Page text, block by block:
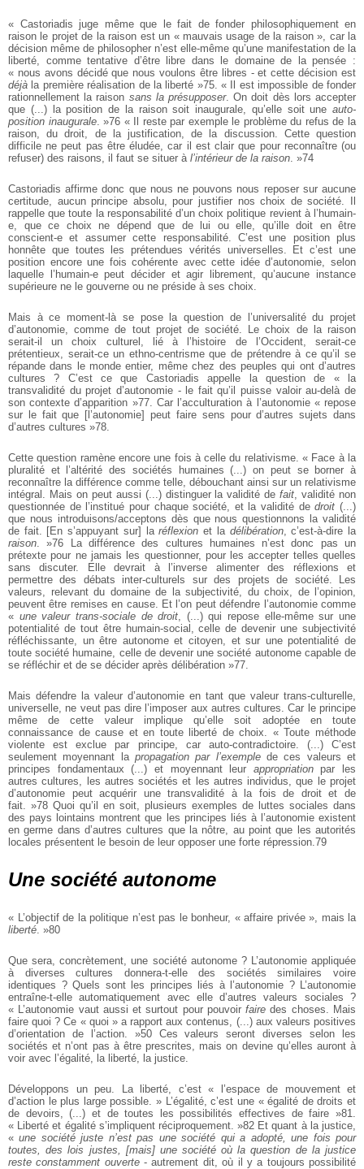
« Castoriadis juge même que le fait de fonder philosophiquement en
raison le projet de la raison est un « mauvais usage de la raison », car la
décision même de philosopher n’est elle-même qu’une manifestation de la
liberté, comme tentative d’être libre dans le domaine de la pensée :
« nous avons décidé que nous voulons être libres - et cette décision est
déjà la première réalisation de la liberté »75. « Il est impossible de fonder
rationnellement la raison sans la présupposer. On doit dès lors accepter
que (...) la position de la raison soit inaugurale, qu’elle soit une auto-
position inaugurale. »76 « Il reste par exemple le problème du refus de la
raison, du droit, de la justification, de la discussion. Cette question
difficile ne peut pas être éludée, car il est clair que pour reconnaître (ou
refuser) des raisons, il faut se situer à l’intérieur de la raison . »74
Castoriadis affirme donc que nous ne pouvons nous reposer sur aucune
certitude, aucun principe absolu, pour justifier nos choix de société. Il
rappelle que toute la responsabilité d’un choix politique revient à l’humain-
e, que ce choix ne dépend que de lui ou elle, qu’ille doit en être
conscient-e et assumer cette responsabilité. C’est une position plus
honnête que toutes les prétendues vérités universelles. Et c’est une
position encore une fois cohérente avec cette idée d’autonomie, selon
laquelle l’humain-e peut décider et agir librement, qu’aucune instance
supérieure ne le gouverne ou ne préside à ses choix.
Mais à ce moment-là se pose la question de l’universalité du projet
d’autonomie, comme de tout projet de société. Le choix de la raison
serait-il un choix culturel, lié à l’histoire de l’Occident, serait-ce
prétentieux, serait-ce un ethno-centrisme que de prétendre à ce qu’il se
répande dans le monde entier, même chez des peuples qui ont d’autres
cultures ? C’est ce que Castoriadis appelle la question de « la
transvalidité du projet d’autonomie - le fait qu’il puisse valoir au-delà de
son contexte d’apparition »77. Car l’acculturation à l’autonomie « repose
sur le fait que [l’autonomie] peut faire sens pour d’autres sujets dans
d’autres cultures »78.
Cette question ramène encore une fois à celle du relativisme. « Face à la
pluralité et l’altérité des sociétés humaines (...) on peut se borner à
reconnaître la différence comme telle, débouchant ainsi sur un relativisme
intégral. Mais on peut aussi (...) distinguer la validité defait , validité non
questionnée de l’institué pour chaque société, et la validité dedroit (...)
que nous introduisons/acceptons dès que nous questionnons la validité
de fait. [En s’appuyant sur] laréflexion et la délibération, c’est-à-dire la
raison . »76 La différence des cultures humaines n’est donc pas un
prétexte pour ne jamais les questionner, pour les accepter telles quelles
sans discuter. Elle devrait à l’inverse alimenter des réflexions et
permettre des débats inter-culturels sur des projets de société. Les
valeurs, relevant du domaine de la subjectivité, du choix, de l’opinion,
peuvent être remises en cause. Et l’on peut défendre l’autonomie comme
« une valeur trans-sociale de droit , (...) qui repose elle-même sur une
potentialité de tout être humain-social, celle de devenir une subjectivité
réfléchissante, un être autonome et citoyen, et sur une potentialité de
toute société humaine, celle de devenir une société autonome capable de
se réfléchir et de se décider après délibération »77.
Mais défendre la valeur d’autonomie en tant que valeur trans-culturelle,
universelle, ne veut pas dire l’imposer aux autres cultures. Car le principe
même de cette valeur implique qu’elle soit adoptée en toute
connaissance de cause et en toute liberté de choix. « Toute méthode
violente est exclue par principe, car auto-contradictoire. (...) C’est
seulement moyennant la propagation par l’exemplede ces valeurs et
principes fondamentaux (...) et moyennant leur appropriationpar les
autres cultures, les autres sociétés et les autres individus, que le projet
d’autonomie peut acquérir une transvalidité à la fois de droit et de
fait. »78 Quoi qu’il en soit, plusieurs exemples de luttes sociales dans
des pays lointains montrent que les principes liés à l’autonomie existent
en germe dans d’autres cultures que la nôtre, au point que les autorités
locales présentent le besoin de leur opposer une forte répression.79
Une société autonome
« L’objectif de la politique n’est pas le bonheur, « affaire privée », mais la
liberté . »80
Que sera, concrètement, une société autonome ? L’autonomie appliquée
à diverses cultures donnera-t-elle des sociétés similaires voire
identiques ? Quels sont les principes liés à l’autonomie ? L’autonomie
entraîne-t-elle automatiquement avec elle d’autres valeurs sociales ?
« L’autonomie vaut aussi et surtout pour pouvoirfaire des choses. Mais
faire quoi ? Ce « quoi » a rapport aux contenus, (...) aux valeurs positives
d’orientation de l’action. »50 Ces valeurs seront diverses selon les
sociétés et n’ont pas à être prescrites, mais on devine qu’elles auront à
voir avec l’égalité, la liberté, la justice.
Développons un peu. La liberté, c’est « l’espace de mouvement et
d’action le plus large possible. » L’égalité, c’est une « égalité de droits et
de devoirs, (...) et de toutes les possibilités effectives de faire »81.
« Liberté et égalité s’impliquent réciproquement. »82 Et quant à la justice,
«une société juste n’est pas une société qui a adopté, une fois pour
toutes, des lois justes, [mais] une société où la question de la justice
reste constamment ouverte- autrement dit, où il y a toujours possibilité